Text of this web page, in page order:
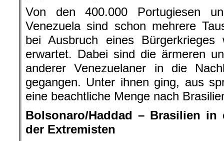
Von den 400.000 Portugiesen
Venezuela sind schon mehrere
bei Ausbruch eines
erwartet. Dabei sind die ärmeren
anderer Venezuelaner in die
gegangen. Unter ihnen ging, aus
eine beachtliche Menge nach
Bolsonaro/Haddad – Brasilien in
der Extremisten